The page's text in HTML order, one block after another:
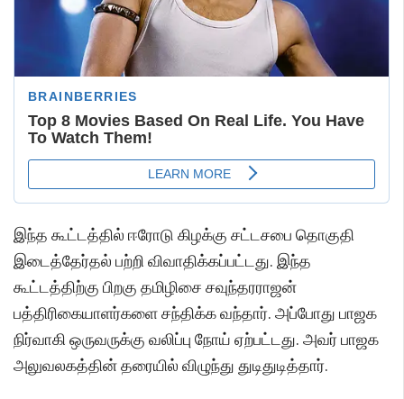
இந்த கூட்டத்தில் ஈரோடு கிழக்கு சட்டசபை தொகுதி
இடைத்தேர்தல் பற்றி விவாதிக்கப்பட்டது. இந்த
கூட்டத்திற்கு பிறகு தமிழிசை சவுந்தரராஜன்
பத்திரிகையாளர்களை சந்திக்க வந்தார். அப்போது பாஜக
நிர்வாகி ஒருவருக்கு வலிப்பு நோய் ஏற்பட்டது. அவர் பாஜக
அலுவலகத்தின் தரையில் விழுந்து துடிதுடித்தார்.